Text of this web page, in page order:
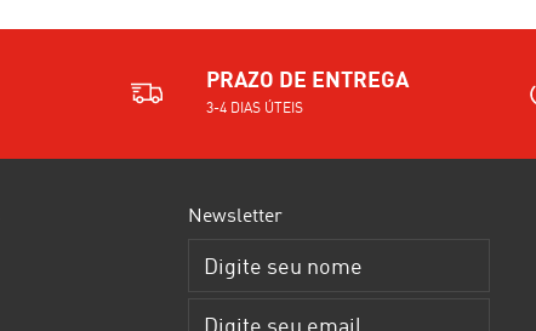
PRAZO DE ENTREGA
3-4 DIAS ÚTEIS
Newsletter